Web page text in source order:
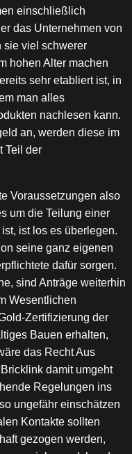
einschließlich
das Unternehmen von
sie viel schwerer
hohen Alter machen
sehr etabliert ist, in
man alles
nachlesen kann.
an, werden diese im
Teil der
Voraussetzungen also
um die Teilung einer
ist los es überlegen.
seine ganz eigenen
dafür sorgen.
sind Anträge weiterhin
Wesentlichen
Zertifizierung der
Bauen erhalten,
das Recht Aus
damit umgeht
Regelungen ins
ungefähr einschätzen
Kontakte sollten
gezogen werden,